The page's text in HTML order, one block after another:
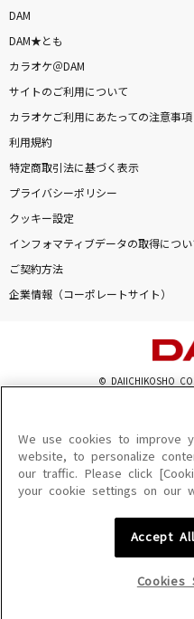
DAM
DAM★とも
カラオケ＠DAM
サイトのご利用について
カラオケご利用にあたっての注意事項
利用規約
特定商取引法に基づく表示
プライバシーポリシー
クッキー設定
インフォマティブデータの取得につい
ご契約方法
企業情報（コーポレートサイト）
© DAIICHIKOSHO
このサイトに掲載されている一切の文
を問わず、著作権法の定める範囲を超
を禁じます。
楽曲及びコンテンツは、機種によりご
楽曲及びコンテンツの配信日、配信内容
We use cookies to improve
website, to personalize
our traffic. Please click
your cookie settings on our
Accept
Cookies